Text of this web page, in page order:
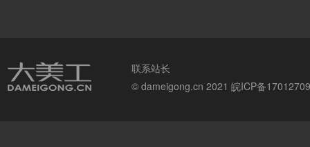
联系站长
© dameigong.cn 2021 皖ICP备